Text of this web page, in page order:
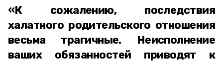
«К сожалению, последствия
халатного родительского отношения
весьма трагичные. Неисполнение
ваших обязанностей приводят к